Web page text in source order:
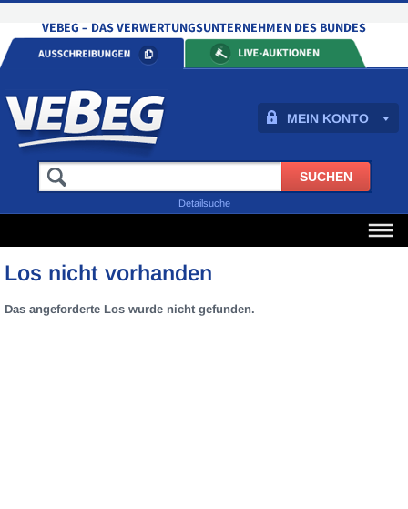
MEIN KONTO
Detailsuche
Los nicht vorhanden
Das angeforderte Los wurde nicht gefunden.